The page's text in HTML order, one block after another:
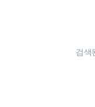
검색